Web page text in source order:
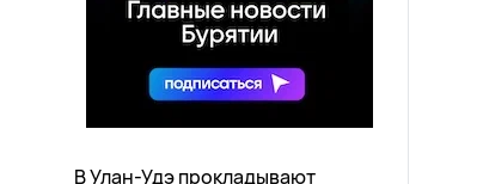
В Улан-Удэ прокладывают